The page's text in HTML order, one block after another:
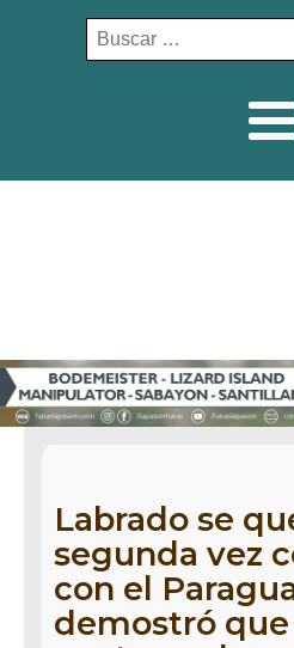
Buscar:
Labrado se
segunda vez
con el
demostró